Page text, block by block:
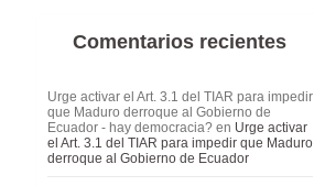
Comentarios recientes
Urge activar el Art. 3.1 del TIAR para impedir
que Maduro derroque al Gobierno de
Ecuador - hay democracia?en Urge activar
el Art. 3.1 del TIAR para impedir que Maduro
derroque al Gobierno de Ecuador